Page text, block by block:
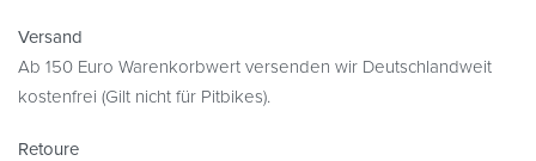
Versand
Ab 150 Euro Warenkorbwert versenden wir Deutschlandweit
kostenfrei (Gilt nicht für Pitbikes).
Retoure